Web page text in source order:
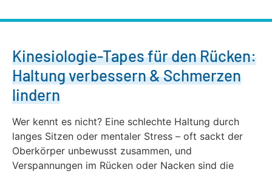
Kinesiologie-Tapes für den Rücken:
Haltung verbessern & Schmerzen
lindern
Wer kennt es nicht? Eine schlechte Haltung durch
langes Sitzen oder mentaler Stress – oft sackt der
Oberkörper unbewusst zusammen, und
Verspannungen im Rücken oder Nacken sind die